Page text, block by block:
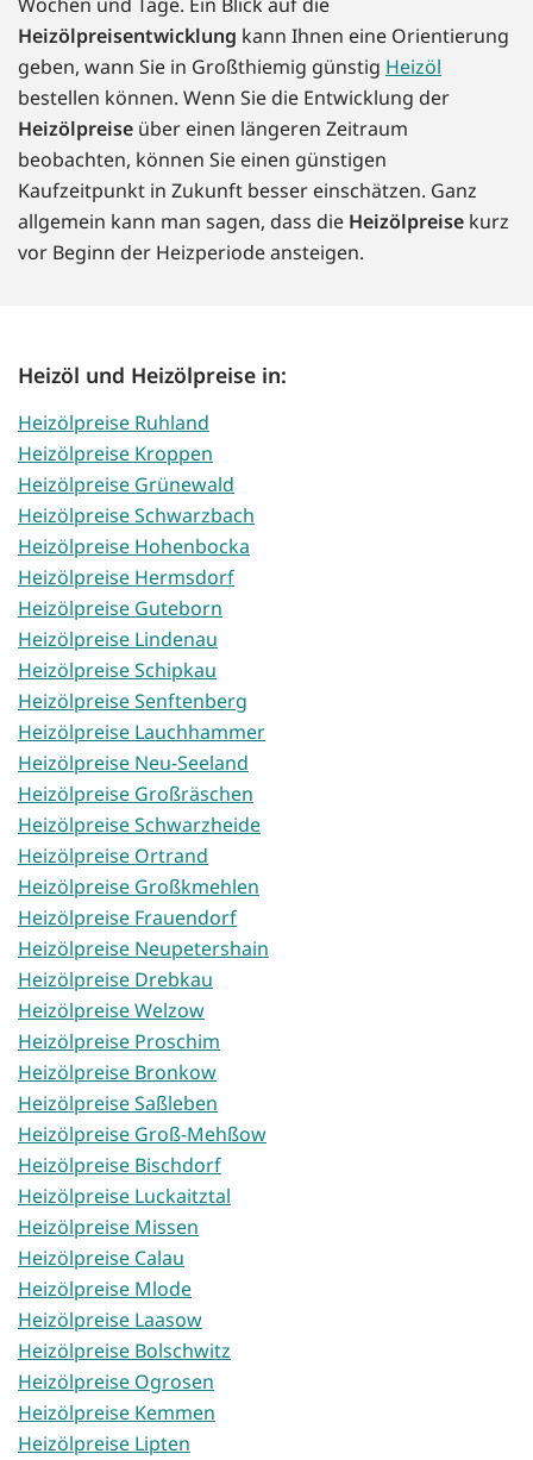
Heizölpreisentwicklung kann Ihnen eine Orientierung
geben, wann Sie in Großthiemig günstig Heizöl
bestellen können. Wenn Sie die Entwicklung der
Heizölpreise über einen längeren Zeitraum
beobachten, können Sie einen günstigen
Kaufzeitpunkt in Zukunft besser einschätzen. Ganz
allgemein kann man sagen, dass die Heizölpreise kurz
vor Beginn der Heizperiode ansteigen.
Heizöl und Heizölpreise in:
Heizölpreise Ruhland
Heizölpreise Kroppen
Heizölpreise Grünewald
Heizölpreise Schwarzbach
Heizölpreise Hohenbocka
Heizölpreise Hermsdorf
Heizölpreise Guteborn
Heizölpreise Lindenau
Heizölpreise Schipkau
Heizölpreise Senftenberg
Heizölpreise Lauchhammer
Heizölpreise Neu-Seeland
Heizölpreise Großräschen
Heizölpreise Schwarzheide
Heizölpreise Ortrand
Heizölpreise Großkmehlen
Heizölpreise Frauendorf
Heizölpreise Neupetershain
Heizölpreise Drebkau
Heizölpreise Welzow
Heizölpreise Proschim
Heizölpreise Bronkow
Heizölpreise Saßleben
Heizölpreise Groß-Mehßow
Heizölpreise Bischdorf
Heizölpreise Luckaitztal
Heizölpreise Missen
Heizölpreise Calau
Heizölpreise Mlode
Heizölpreise Laasow
Heizölpreise Bolschwitz
Heizölpreise Ogrosen
Heizölpreise Kemmen
Heizölpreise Lipten